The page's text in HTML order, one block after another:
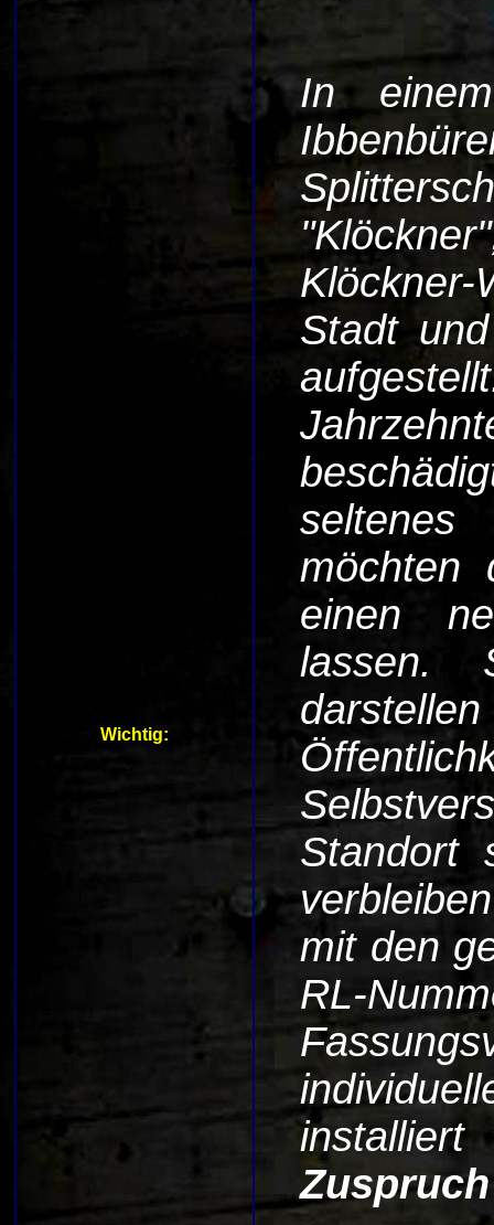
Wichtig:
In
Stadt
seltenes
möchten
einen
lassen.
Standort
mit den
RL-